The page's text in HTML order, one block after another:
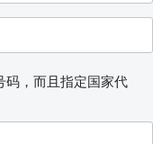
码，而且指定国家代